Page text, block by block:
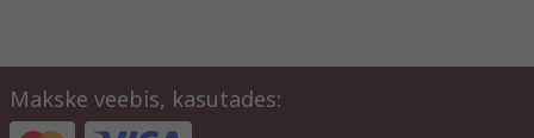
Makske veebis, kasutades: